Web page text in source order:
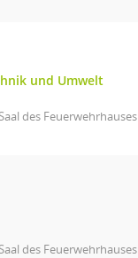
und Umwelt
des Feuerwehrhauses
des Feuerwehrhauses